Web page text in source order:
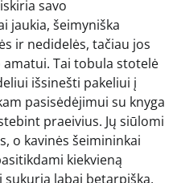
savo
jaukia, šeimyniška
ir nedidelės, tačiau jos
Tai tobula stotelė
išsinešti pakeliui į
pasisėdėjimui su knyga
praeivius. Jų siūlomi
o kavinės šeimininkai
kiekvieną
sukuria labai betarpišką,